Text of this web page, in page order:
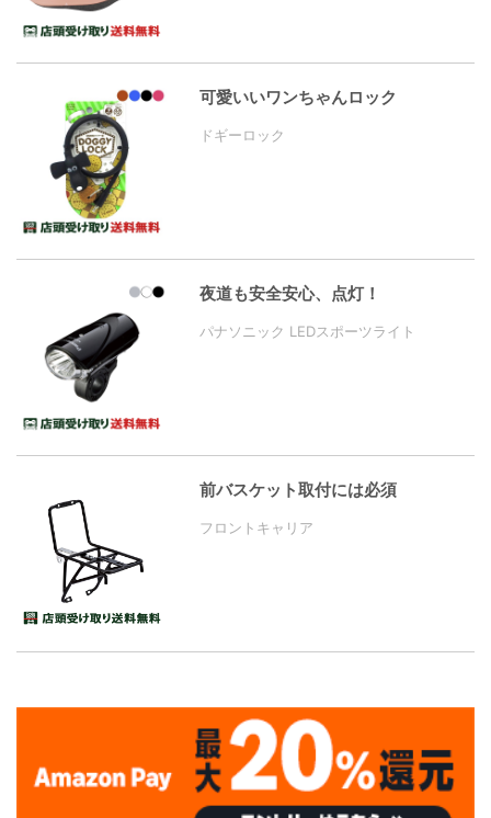
可愛いいワンちゃんロック
ドギーロック
夜道も安全安心、点灯！
パナソニック LEDスポーツライト
前バスケット取付には必須
フロントキャリア